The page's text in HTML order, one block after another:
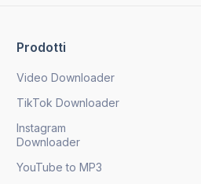
Prodotti
Video Downloader
TikTok Downloader
Instagram
Downloader
YouTube to MP3